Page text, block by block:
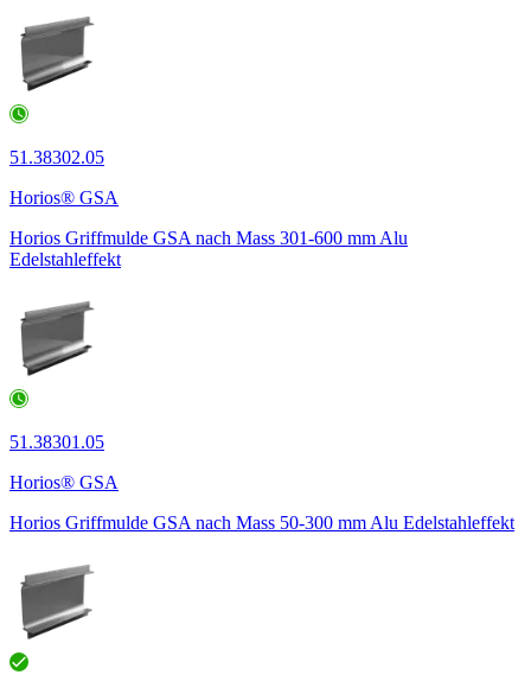
51.38302.05
Horios® GSA
Horios Griffmulde GSA nach Mass 301-600 mm Alu
Edelstahleffekt
51.38301.05
Horios® GSA
Horios Griffmulde GSA nach Mass 50-300 mm Alu Edelstahleffekt